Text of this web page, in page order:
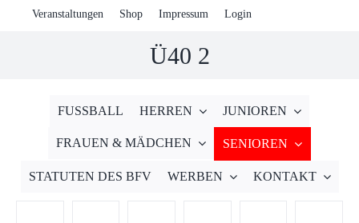
Veranstaltungen Shop Impressum Login
Ü40 2
FUSSBALL HERREN JUNIOREN
FRAUEN & MÄDCHEN SENIOREN
STATUTEN DES BFV WERBEN KONTAKT